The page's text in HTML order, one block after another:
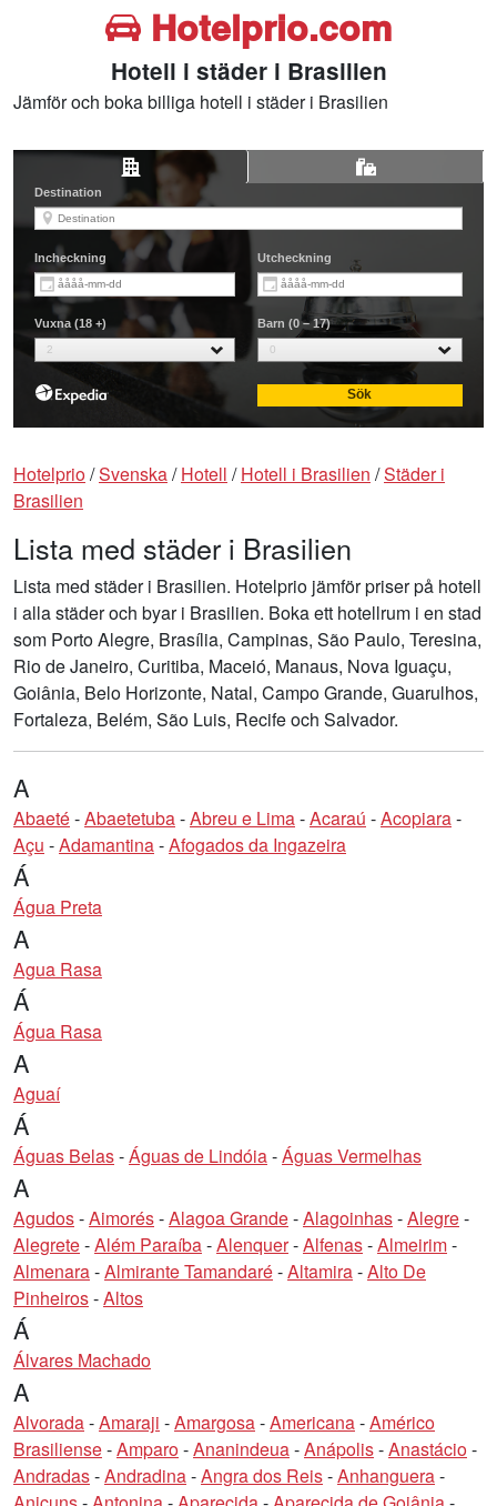
Hotelprio.com
Hotell i städer i Brasilien
Jämför och boka billiga hotell i städer i Brasilien
Hotelprio/Svenska/Hotell /Hotell i Brasilien /Städer i
Brasilien
Lista med städer i Brasilien
Lista med städer i Brasilien. Hotelprio jämför priser på hotell
i alla städer och byar i Brasilien. Boka ett hotellrum i en stad
som Porto Alegre, Brasília, Campinas, São Paulo, Teresina,
Rio de Janeiro, Curitiba, Maceió, Manaus, Nova Iguaçu,
Goiânia, Belo Horizonte, Natal, Campo Grande, Guarulhos,
Fortaleza, Belém, São Luis, Recife och Salvador.
A
Abaeté-Abaetetuba-Abreu e Lima-Acaraú -Acopiara-
Açu -Adamantina-Afogados da Ingazeira
Á
Água Preta
A
Agua Rasa
Á
Água Rasa
A
Aguaí
Á
Águas Belas-Águas de Lindóia-Águas Vermelhas
A
Agudos-Aimorés-Alagoa Grande-Alagoinhas-Alegre-
Alegrete-Além Paraíba-Alenquer-Alfenas-Almeirim-
Almenara-Almirante Tamandaré-Altamira-Alto De
Pinheiros-Altos
Á
Álvares Machado
A
Alvorada-Amaraji -Amargosa-Americana-Américo
Brasiliense-Amparo-Ananindeua-Anápolis-Anastácio-
Andradas-Andradina-Angra dos Reis-Anhanguera-